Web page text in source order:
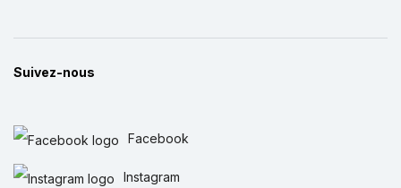
Suivez-nous
Facebook
Instagram